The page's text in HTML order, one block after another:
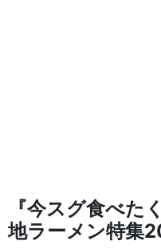
『今スグ食べた
地ラーメン特集